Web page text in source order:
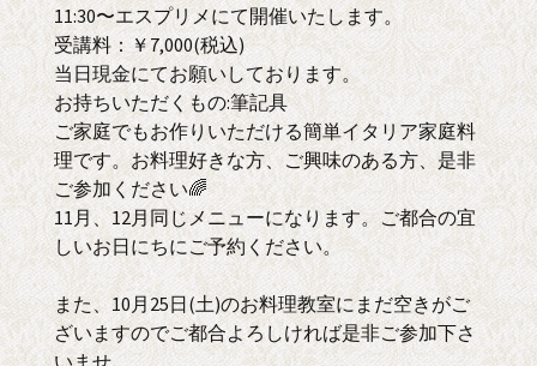
11:30〜エスプリメにて開催いたします。
受講料：￥7,000(税込)
当日現金にてお願いしております。
お持ちいただくもの:筆記具
ご家庭でもお作りいただける簡単イタリア家庭料
理です。お料理好きな方、ご興味のある方、是非
ご参加ください🌈
11月、12月同じメニューになります。ご都合の宜
しいお日にちにご予約ください。
また、10月25日(土)のお料理教室にまだ空きがご
ざいますのでご都合よろしければ是非ご参加下さ
いませ。